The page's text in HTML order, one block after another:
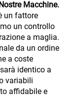
Macchine.
un fattore
un controllo
a maglia.
da un ordine
a coste
identico a
variabili
affidabile e